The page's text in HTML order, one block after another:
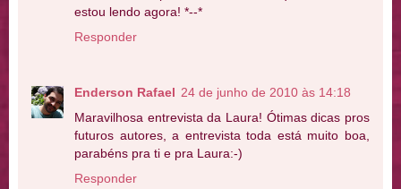
estou lendo agora! *--*
Responder
Enderson Rafael 24 de junho de 2010 às 14:18
Maravilhosa entrevista da Laura! Ótimas dicas pros
futuros autores, a entrevista toda está muito boa,
parabéns pra ti e pra Laura:-)
Responder